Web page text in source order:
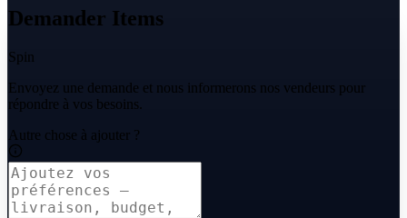
Demander Items
Spin
Envoyez une demande et nous informerons nos vendeurs pour
répondre à vos besoins.
Autre chose à ajouter ?